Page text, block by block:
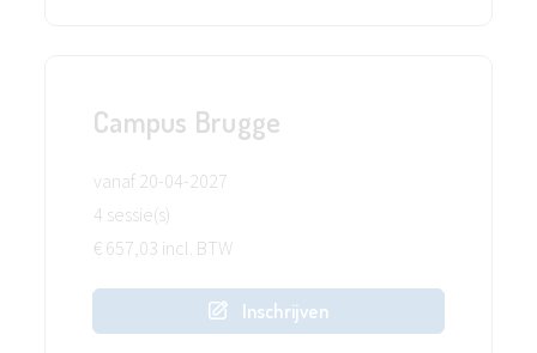
Campus Brugge
vanaf 20-04-2027
4 sessie(s)
€ 657,03 incl. BTW
Inschrijven